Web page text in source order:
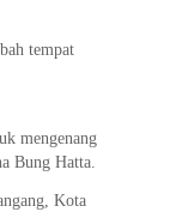
tempat
mengenang
Bung Hatta.
Kota